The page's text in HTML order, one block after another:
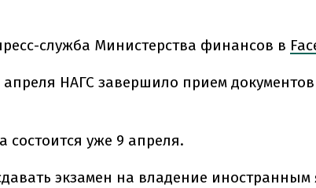
служба Министерства финансов в
апреля НАГС завершило прием
состоится уже 9 апреля.
экзамен на владение иностранным